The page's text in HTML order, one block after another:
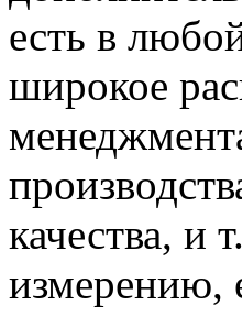
есть в
широкое
качества, и
измерению,